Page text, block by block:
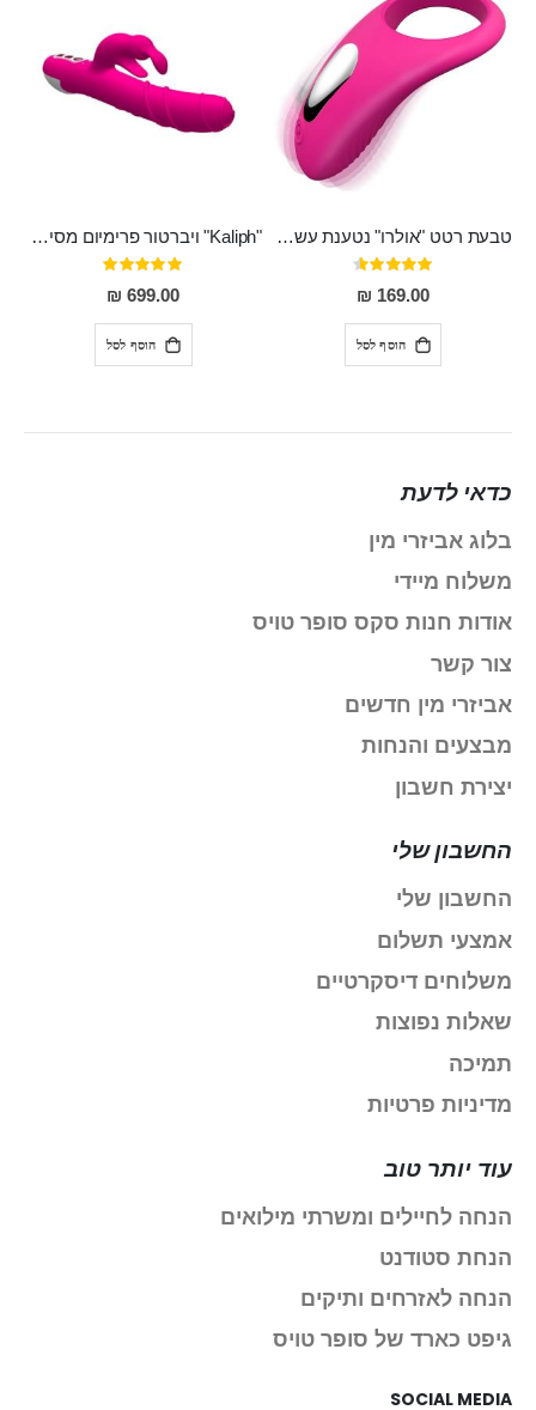
טבעת רטט "אולרו" נטענת עשויה סיליקון רפואי עם רטט חזק ומטריף חושים
דירוג:
91%
169.00 ₪
הוסף לסל
"Kaliph" ויברטור פרימיום מסיליקון רפואי , נטען, שקט במיוחד, מסתובב ומתפתל, שמנמן עם חדירה 14 סמ
דירוג:
100%
699.00 ₪
הוסף לסל
כדאי לדעת
בלוג אביזרי מין
משלוח מיידי
אודות חנות סקס סופר טויס
צור קשר
אביזרי מין חדשים
מבצעים והנחות
יצירת חשבון
החשבון שלי
החשבון שלי
אמצעי תשלום
משלוחים דיסקרטיים
שאלות נפוצות
תמיכה
מדיניות פרטיות
עוד יותר טוב
הנחה לחיילים ומשרתי מילואים
הנחת סטודנט
הנחה לאזרחים ותיקים
גיפט כארד של סופר טויס
SOCIAL MEDIA